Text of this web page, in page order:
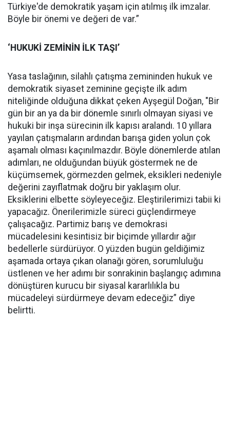
Türkiye'de demokratik yaşam için atılmış ilk imzalar.
Böyle bir önemi ve değeri de var.”
‘HUKUKİ ZEMİNİN İLK TAŞI’
Yasa taslağının, silahlı çatışma zemininden hukuk ve
demokratik siyaset zeminine geçişte ilk adım
niteliğinde olduğuna dikkat çeken Ayşegül Doğan, "Bir
gün bir an ya da bir dönemle sınırlı olmayan siyasi ve
hukuki bir inşa sürecinin ilk kapısı aralandı. 10 yıllara
yayılan çatışmaların ardından barışa giden yolun çok
aşamalı olması kaçınılmazdır. Böyle dönemlerde atılan
adımları, ne olduğundan büyük göstermek ne de
küçümsemek, görmezden gelmek, eksikleri nedeniyle
değerini zayıflatmak doğru bir yaklaşım olur.
Eksiklerini elbette söyleyeceğiz. Eleştirilerimizi tabii ki
yapacağız. Önerilerimizle süreci güçlendirmeye
çalışacağız. Partimiz barış ve demokrasi
mücadelesini kesintisiz bir biçimde yıllardır ağır
bedellerle sürdürüyor. O yüzden bugün geldiğimiz
aşamada ortaya çıkan olanağı gören, sorumluluğu
üstlenen ve her adımı bir sonrakinin başlangıç adımına
dönüştüren kurucu bir siyasal kararlılıkla bu
mücadeleyi sürdürmeye devam edeceğiz” diye
belirtti.